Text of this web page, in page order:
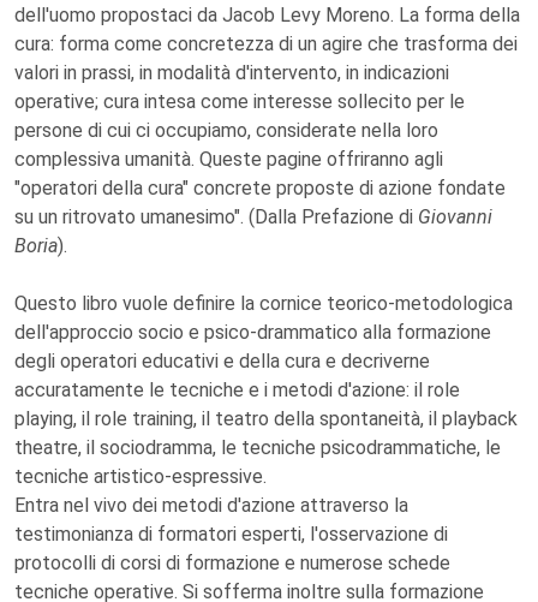
dell'uomo propostaci da Jacob Levy Moreno. La forma della
cura: forma come concretezza di un agire che trasforma dei
valori in prassi, in modalità d'intervento, in indicazioni
operative; cura intesa come interesse sollecito per le
persone di cui ci occupiamo, considerate nella loro
complessiva umanità. Queste pagine offriranno agli
"operatori della cura" concrete proposte di azione fondate
su un ritrovato umanesimo". (Dalla Prefazione di Giovanni
Boria).
Questo libro vuole definire la cornice teorico-metodologica
dell'approccio socio e psico-drammatico alla formazione
degli operatori educativi e della cura e decriverne
accuratamente le tecniche e i metodi d'azione: il role
playing, il role training, il teatro della spontaneità, il playback
theatre, il sociodramma, le tecniche psicodrammatiche, le
tecniche artistico-espressive.
Entra nel vivo dei metodi d'azione attraverso la
testimonianza di formatori esperti, l'osservazione di
protocolli di corsi di formazione e numerose schede
tecniche operative. Si sofferma inoltre sulla formazione